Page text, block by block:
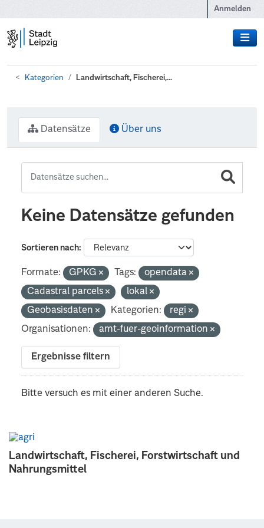
Anmelden
Kategorien Landwirtschaft, Fischerei,...
Landwirtschaft, Fischerei, Forstwirtschaft und
Nahrungsmittel
Datensätze Über uns
Keine Datensätze gefunden
Sortieren nach
Formate: GPKG Tags:
opendata
Cadastral parcels
lokal
Geobasisdaten
Kategorien:
regi
Organisationen:
amt-fuer-geoinformation
Ergebnisse filtern
Bitte versuch es mit einer anderen Suche.